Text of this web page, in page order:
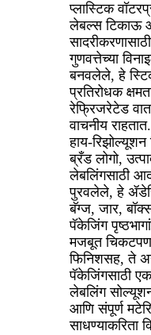
प्लास्टिक
लेबल्स टिकाऊ
गुणवत्तेच्या
बनवलेले, हे
प्रतिरोधक
रेफ्रिजरेटेड
वाचनीय
हाय-रिझोल्यूशन
ब्रँड लोगो,
लेबलिंगसाठी
पुरवलेले, हे
बॅग्ज, जार,
पॅकेजिंग
मजबूत
फिनिशसह, ते
पॅकेजिंगसाठी
लेबलिंग
आणि संपूर्ण
साधण्याकरिता